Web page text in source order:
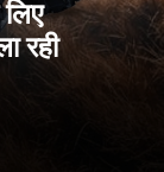
रही